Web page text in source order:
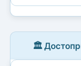
🏛️